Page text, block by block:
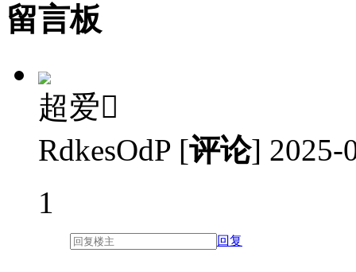
留言板
超爱
RdkesOdP [评论] 2025-
1
回复